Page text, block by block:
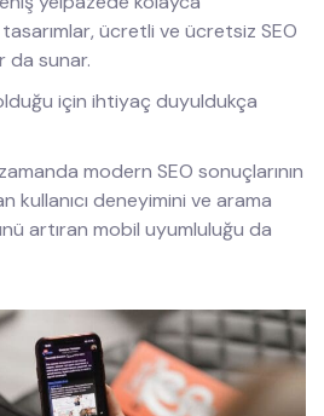
tasarımlar, ücretli ve ücretsiz SEO
da sunar.
için ihtiyaç duyuldukça
modern SEO sonuçlarının
kullanıcı deneyimini ve arama
artıran mobil uyumluluğu da